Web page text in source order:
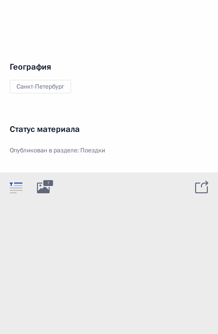
География
Санкт-Петербург
Статус материала
Опубликован в разделе: Поездки
7